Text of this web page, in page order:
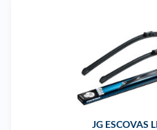
JG ESCOVAS